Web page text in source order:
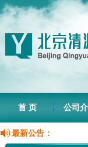
首 页 公司
最新公告：